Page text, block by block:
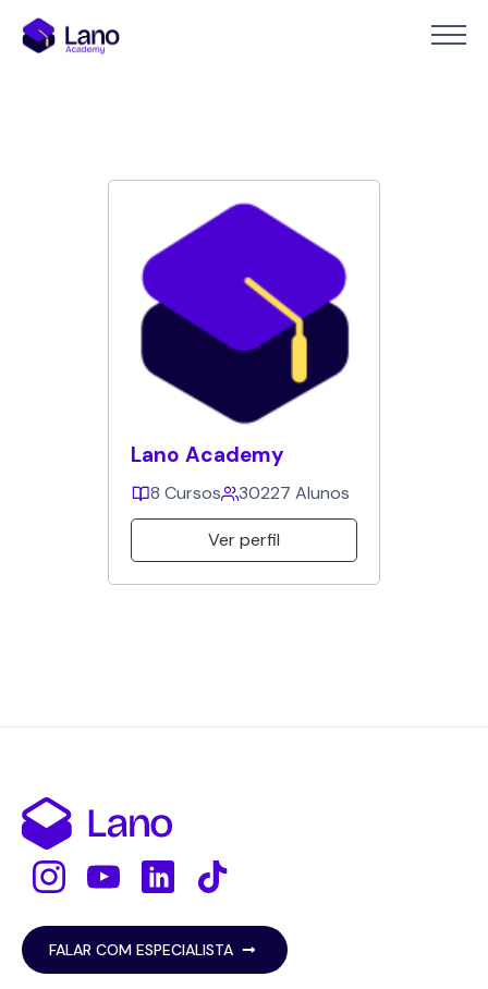
Lano Academy
8 Cursos 227 Alunos
Ver perfil
FALAR COM ESPECIALISTA